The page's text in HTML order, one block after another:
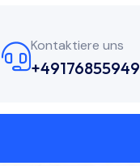
Kontaktiere uns